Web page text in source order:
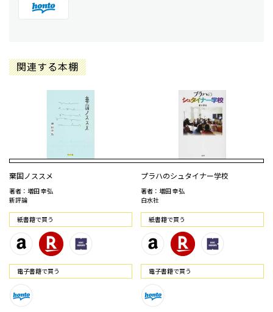
関連する本棚
棄国ノススメ
著者：増田 幸弘
新評論
紙書籍で買う
電⼦書籍で買う
プラハのシュタイナー学校
著者：増田 幸弘
白水社
紙書籍で買う
電⼦書籍で買う